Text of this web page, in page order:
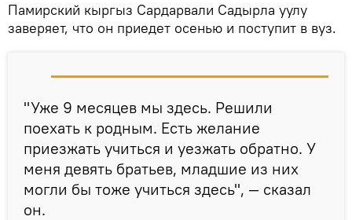
Памирский кыргыз Сардарвали Садырла уулу
заверяет, что он приедет осенью и поступит в вуз.
"Уже 9 месяцев мы здесь. Решили
поехать к родным. Есть желание
приезжать учиться и уезжать обратно. У
меня девять братьев, младшие из них
могли бы тоже учиться здесь", — сказал
он.